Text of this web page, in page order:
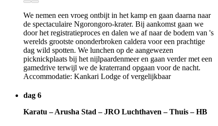
We nemen een vroeg ontbijt in het kamp en gaan daarna naar
de spectaculaire Ngorongoro-krater. Bij aankomst gaan we
door het registratieproces en dalen we af naar de bodem van 's
werelds grootste ononderbroken caldera voor een prachtige
dag wild spotten. We lunchen op de aangewezen
picknickplaats bij het nijlpaardenmeer en gaan verder met een
gamedrive terwijl we de kraterrand opgaan voor de nacht.
Accommodatie: Kankari Lodge of vergelijkbaar
dag 6
Karatu – Arusha Stad – JRO Luchthaven – Thuis – HB